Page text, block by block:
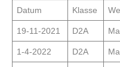
Datum Klasse
19-11-2021 D2A
1-4-2022 D2A